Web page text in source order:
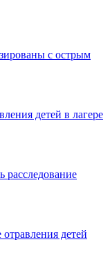
с острым
детей в лагере
расследование
детей